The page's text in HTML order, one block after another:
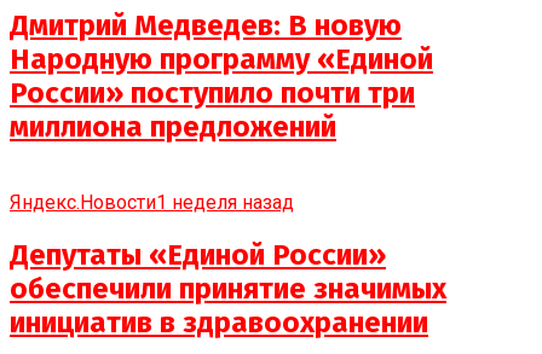
Дмитрий Медведев: В новую
Народную программу «Единой
России» поступило почти три
миллиона предложений
Яндекс.Новости1 неделя назад
Депутаты «Единой России»
обеспечили принятие значимых
инициатив в здравоохранении